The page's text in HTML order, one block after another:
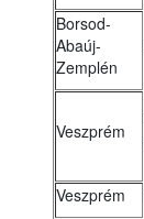
Borsod-
Abaúj-
Zemplén
Veszprém
Veszprém